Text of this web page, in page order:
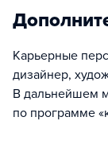
Карьерные
дизайнер,
В дальнейшем
по программе